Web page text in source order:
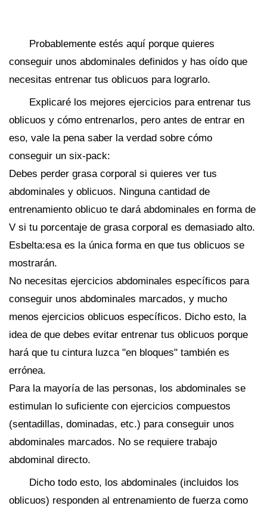
Probablemente estés aquí porque quieres
conseguir unos abdominales definidos y has oído que
necesitas entrenar tus oblicuos para lograrlo.
Explicaré los mejores ejercicios para entrenar tus
oblicuos y cómo entrenarlos, pero antes de entrar en
eso, vale la pena saber la verdad sobre cómo
conseguir un six-pack:
Debes perder grasa corporal si quieres ver tus
abdominales y oblicuos. Ninguna cantidad de
entrenamiento oblicuo te dará abdominales en forma de
V si tu porcentaje de grasa corporal es demasiado alto.
Esbelta:esa es la única forma en que tus oblicuos se
mostrarán.
No necesitas ejercicios abdominales específicos para
conseguir unos abdominales marcados, y mucho
menos ejercicios oblicuos específicos. Dicho esto, la
idea de que debes evitar entrenar tus oblicuos porque
hará que tu cintura luzca "en bloques" también es
errónea.
Para la mayoría de las personas, los abdominales se
estimulan lo suficiente con ejercicios compuestos
(sentadillas, dominadas, etc.) para conseguir unos
abdominales marcados. No se requiere trabajo
abdominal directo.
Dicho todo esto, los abdominales (incluidos los
oblicuos) responden al entrenamiento de fuerza como